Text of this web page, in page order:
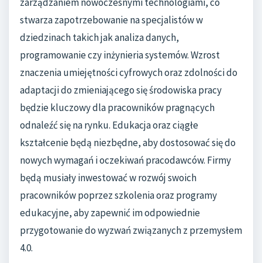
stwarza zapotrzebowanie na specjalistów w
dziedzinach takich jak analiza danych,
programowanie czy inżynieria systemów. Wzrost
znaczenia umiejętności cyfrowych oraz zdolności do
adaptacji do zmieniającego się środowiska pracy
będzie kluczowy dla pracowników pragnących
odnaleźć się na rynku. Edukacja oraz ciągłe
kształcenie będą niezbędne, aby dostosować się do
nowych wymagań i oczekiwań pracodawców. Firmy
będą musiały inwestować w rozwój swoich
pracowników poprzez szkolenia oraz programy
edukacyjne, aby zapewnić im odpowiednie
przygotowanie do wyzwań związanych z przemysłem
4.0.